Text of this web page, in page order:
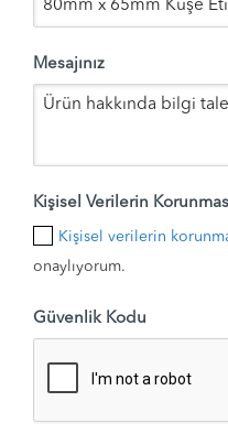
Mesajınız
Kişisel Verilerin
Kişisel
onaylıyorum.
Güvenlik Kodu